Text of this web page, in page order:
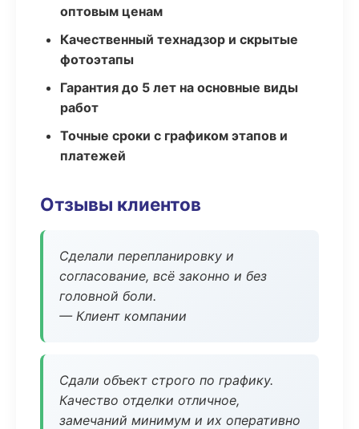
оптовым ценам
Качественный технадзор и скрытые
фотоэтапы
Гарантия до 5 лет на основные виды
работ
Точные сроки с графиком этапов и
платежей
Отзывы клиентов
Сделали перепланировку и
согласование, всё законно и без
головной боли.
— Клиент компании
Сдали объект строго по графику.
Качество отделки отличное,
замечаний минимум и их оперативно